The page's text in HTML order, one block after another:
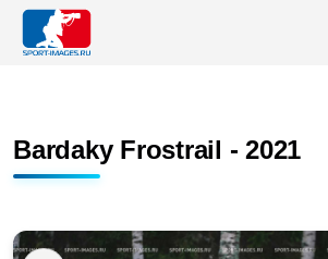
Bardaky Frostrail - 2021